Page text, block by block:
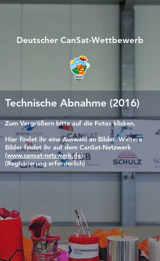
Deutscher CanSat-Wettbewerb
Technische Abnahme (2016)
Zum Vergrößern bitte auf die Fotos klicken.
Hier findet ihr eine Auswahl an Bilder. Weitere
Bilder findet ihr auf dem CanSat-Netzwerk
(www.cansat-netzwerk.de).
(Registrierung erforderlich)